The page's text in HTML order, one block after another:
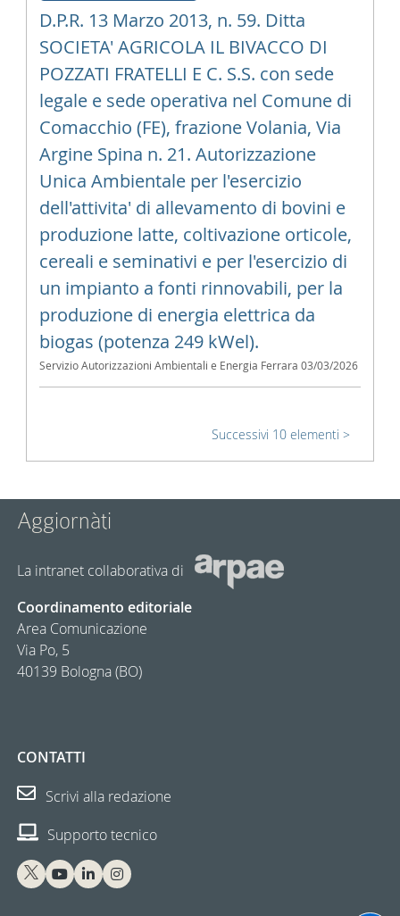
D.P.R. 13 Marzo 2013, n. 59. Ditta
SOCIETA' AGRICOLA IL BIVACCO DI
POZZATI FRATELLI E C. S.S. con sede
legale e sede operativa nel Comune di
Comacchio (FE), frazione Volania, Via
Argine Spina n. 21. Autorizzazione
Unica Ambientale per l'esercizio
dell'attivita' di allevamento di bovini e
produzione latte, coltivazione orticole,
cereali e seminativi e per l'esercizio di
un impianto a fonti rinnovabili, per la
produzione di energia elettrica da
biogas (potenza 249 kWel).
Servizio Autorizzazioni Ambientali e Energia Ferrara 03/03/2026
Successivi 10 elementi
Aggiornàti
La intranet collaborativa di
Coordinamento editoriale
Area Comunicazione
Via Po, 5
40139 Bologna (BO)
CONTATTI
Scrivi alla redazione
Supporto tecnico